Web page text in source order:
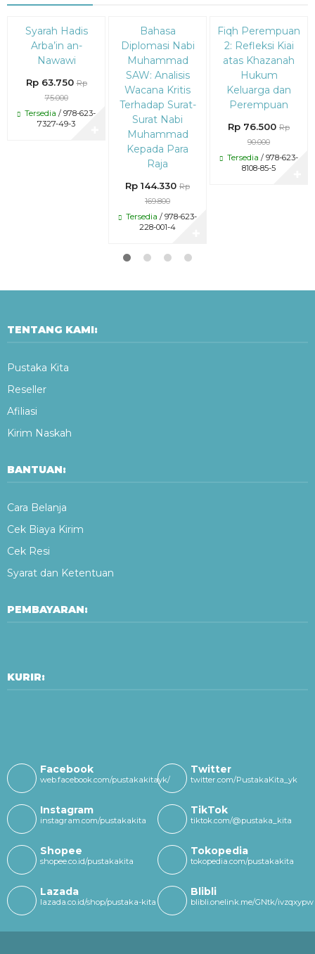
Diskon
15%Syarah Hadis
Arba’in an-
Nawawi
Rp 63.750 Rp
75.000
Tersedia / 978-623-
7327-49-3
Bahasa
Diplomasi Nabi
Muhammad
SAW: Analisis
Wacana Kritis
Terhadap Surat-
Surat Nabi
Muhammad
Kepada Para
Raja
Rp 144.330 Rp
169.800
Tersedia / 978-623-
228-001-4
Diskon
15%
Fiqh Perempuan
2: Refleksi Kiai
atas Khazanah
Hukum
Keluarga dan
Perempuan
Rp 76.500 Rp
90.000
Tersedia / 978-623-
8108-85-5
TENTANG KAMI:
Pustaka Kita
Reseller
Afiliasi
Kirim Naskah
BANTUAN:
Cara Belanja
Cek Biaya Kirim
Cek Resi
Syarat dan Ketentuan
PEMBAYARAN:
KURIR:
Facebook
web.facebook.com/pustakakitayk/
Twitter
twitter.com/PustakaKita_yk
Instagram
instagram.com/pustakakita
TikTok
tiktok.com/@pustaka_kita
Shopee
shopee.co.id/pustakakita
Tokopedia
tokopedia.com/pustakakita
Lazada
lazada.co.id/shop/pustaka-kita
Blibli
blibli.onelink.me/GNtk/ivzqxypw